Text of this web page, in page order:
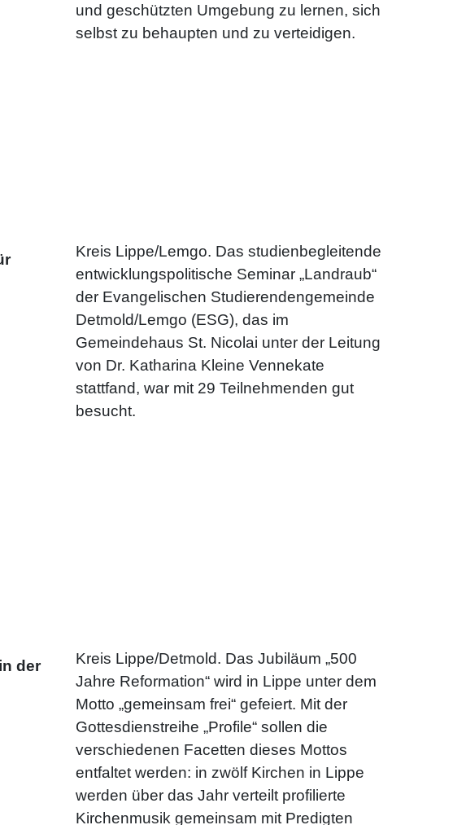
und geschützten Umgebung zu lernen, sich
selbst zu behaupten und zu verteidigen.
Kreis Lippe/Lemgo. Das studienbegleitende
entwicklungspolitische Seminar „Landraub“
der Evangelischen Studierendengemeinde
Detmold/Lemgo (ESG), das im
Gemeindehaus St. Nicolai unter der Leitung
von Dr. Katharina Kleine Vennekate
stattfand, war mit 29 Teilnehmenden gut
besucht.
der
Kreis Lippe/Detmold. Das Jubiläum „500
Jahre Reformation“ wird in Lippe unter dem
Motto „gemeinsam frei“ gefeiert. Mit der
Gottesdienstreihe „Profile“ sollen die
verschiedenen Facetten dieses Mottos
entfaltet werden: in zwölf Kirchen in Lippe
werden über das Jahr verteilt profilierte
Kirchenmusik gemeinsam mit Predigten